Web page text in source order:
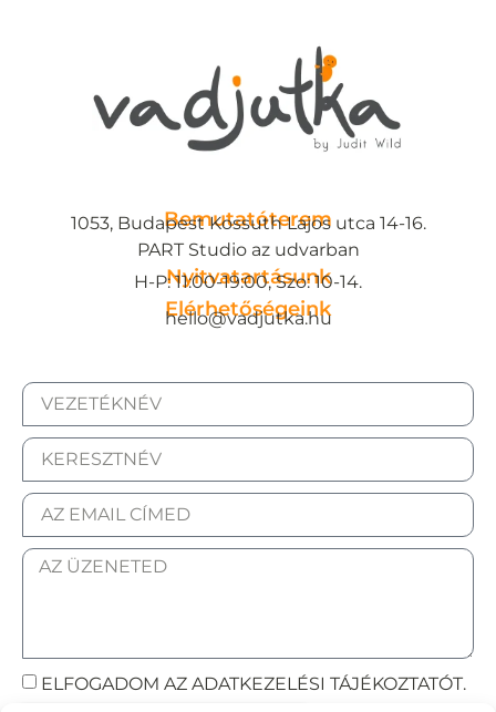
Bemutatóterem
1053, Budapest Kossuth Lajos utca 14-16.
PART Studio az udvarban
Nyitvatartásunk
H-P: 11:00-19:00, Szo: 10-14.
Elérhetőségeink
hello@vadjutka.hu
ELFOGADOM AZ ADATKEZELÉSI TÁJÉKOZTATÓT.